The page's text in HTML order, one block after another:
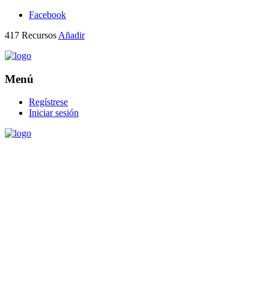
Facebook
417 Recursos Añadir
Menú
Regístrese
Iniciar sesión